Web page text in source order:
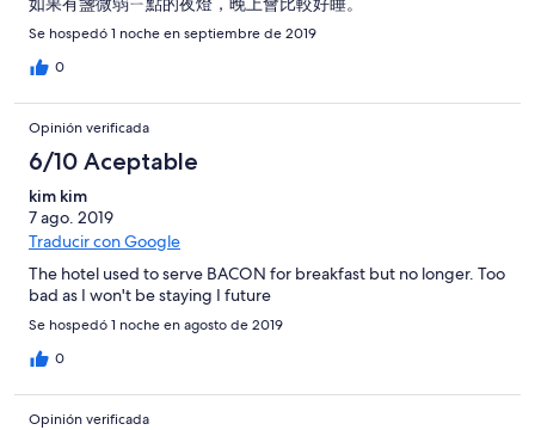
Se hospedó 1 noche en septiembre de 2019
0
Opinión verificada
6/10 Aceptable
kim kim
7 ago. 2019
Traducir con Google
The hotel used to serve BACON for breakfast but no longer. Too
bad as I won't be staying I future
Se hospedó 1 noche en agosto de 2019
0
Opinión verificada